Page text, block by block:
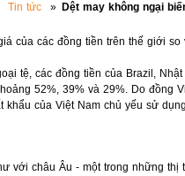
Tin tức » Dệt may không ngại
của các đồng tiền trên thế giới
tệ, các đồng tiền của Brazil,
52%, 39% và 29%. Do đồng
khẩu của Việt Nam chủ yếu sử
với châu Âu - một trong những